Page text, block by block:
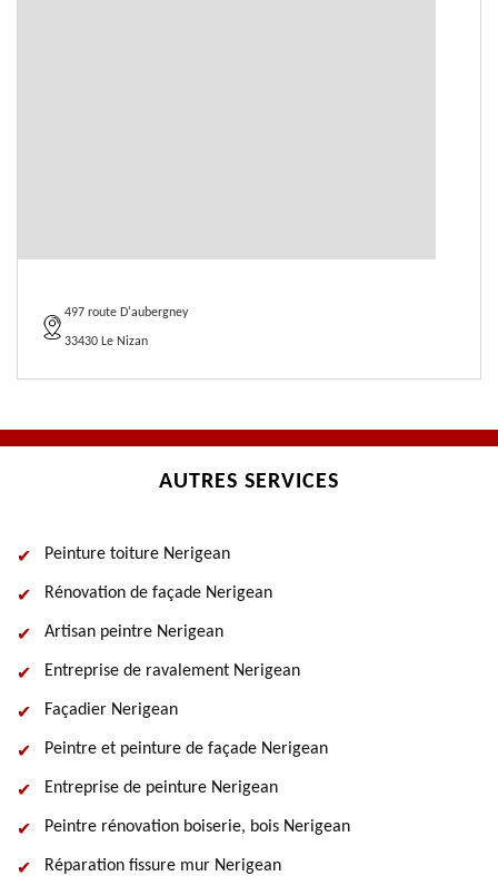
497 route D'aubergney
33430 Le Nizan
AUTRES SERVICES
Peinture toiture Nerigean
Rénovation de façade Nerigean
Artisan peintre Nerigean
Entreprise de ravalement Nerigean
Façadier Nerigean
Peintre et peinture de façade Nerigean
Entreprise de peinture Nerigean
Peintre rénovation boiserie, bois Nerigean
Réparation fissure mur Nerigean